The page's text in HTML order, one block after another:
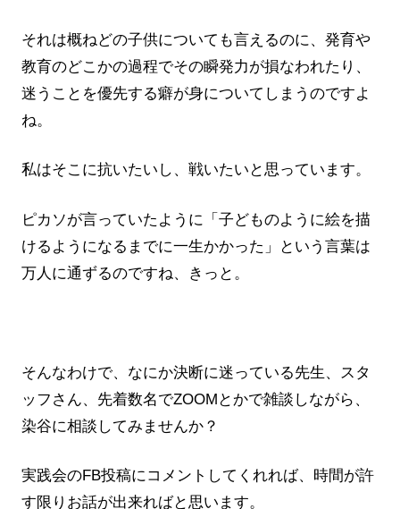
それは概ねどの子供についても言えるのに、発育や
教育のどこかの過程でその瞬発力が損なわれたり、
迷うことを優先する癖が身についてしまうのですよ
ね。
私はそこに抗いたいし、戦いたいと思っています。
ピカソが言っていたように「子どものように絵を描
けるようになるまでに一生かかった」という言葉は
万人に通ずるのですね、きっと。
そんなわけで、なにか決断に迷っている先生、スタ
ッフさん、先着数名でZOOMとかで雑談しながら、
染谷に相談してみませんか？
実践会のFB投稿にコメントしてくれれば、時間が許
す限りお話が出来ればと思います。